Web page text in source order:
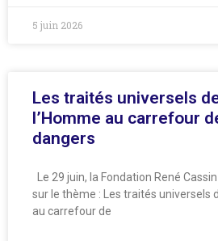
5 juin 2026
Les traités universels
l’Homme au carrefour
dangers
Le 29 juin, la Fondation René
sur le thème : Les traités universels
au carrefour de